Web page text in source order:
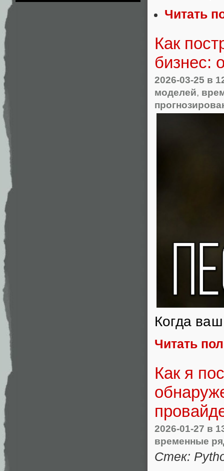
Читать
Как
бизнес:
2026-03-25 в
моделей,
Когда
Читать
Как я
2026-01-27 в
временные
Стек: